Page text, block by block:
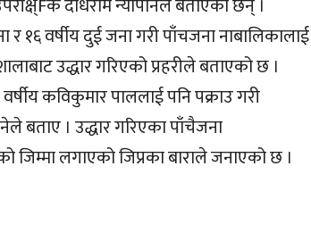
र १६ वर्षीय दुई जना गरी पाँचजना नाबालिकालाई
उद्धार गरिएको प्रहरीले बताएको छ ।
कविकुमार पाललाई पनि पक्राउ गरी
बताए । उद्धार गरिएका पाँचैजना
जिम्मा लगाएको जिप्रका बाराले जनाएको छ ।